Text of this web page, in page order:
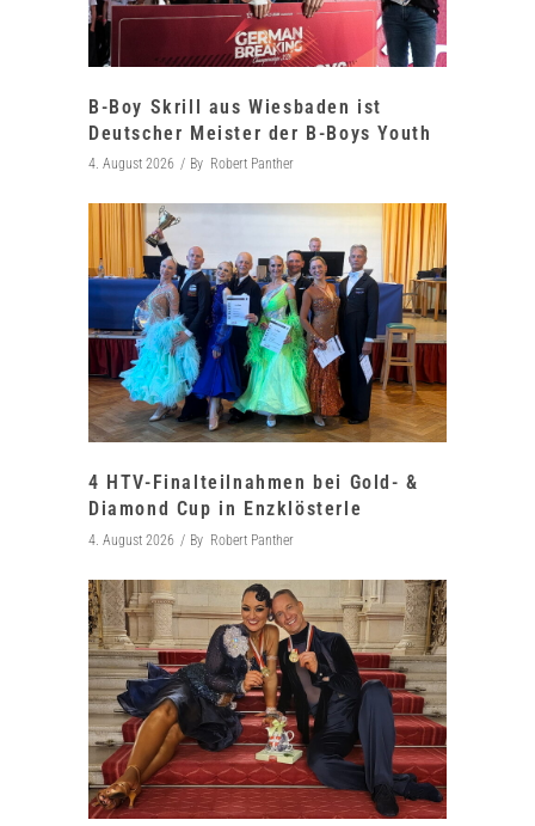
B-Boy Skrill aus Wiesbaden ist
Deutscher Meister der B-Boys Youth
4. August 2026 By Robert Panther
4 HTV-Finalteilnahmen bei Gold- &
Diamond Cup in Enzklösterle
4. August 2026 By Robert Panther